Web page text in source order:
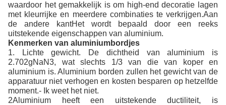
waardoor het gemakkelijk is om high-end decoratie lagen
met kleurrijke en meerdere combinaties te verkrijgen.Aan
de andere kantHet wordt bepaald door een reeks
uitstekende eigenschappen van aluminium.
Kenmerken van aluminiumbordjes
1. Lichte gewicht. De dichtheid van aluminium is
2.702gNaN3, wat slechts 1/3 van die van koper en
aluminium is. Aluminium borden zullen het gewicht van de
apparatuur niet verhogen en kosten besparen op hetzelfde
moment.- Ik weet het niet.
2Aluminium heeft een uitstekende ductiliteit, is